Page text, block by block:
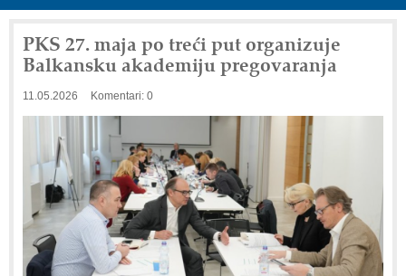
PKS 27. maja po treći put organizuje
Balkansku akademiju pregovaranja
11.05.2026 Komentari: 0